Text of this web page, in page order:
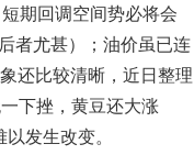
期回调空间势必将会
者尤甚）；油价虽已连
还比较清晰，近日整理
下挫，黄豆还大涨
发生改变。